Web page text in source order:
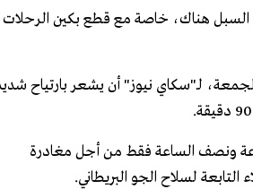
السبل هناك، خاصة مع قطع بكين الرحلات
لـ"سكاي نيوز" أن يشعر بارتياح
ونصف الساعة فقط من أجل مغادرة
التابعة لسلاح الجو البريطاني.